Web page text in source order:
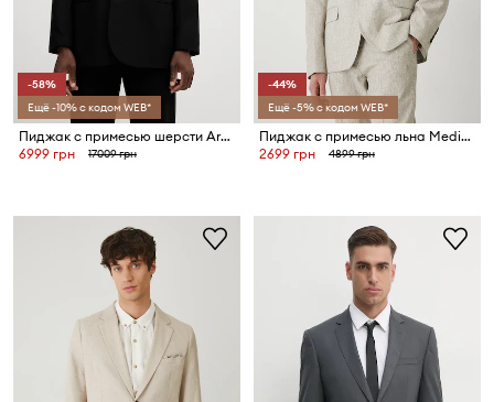
-58%
Ещё -10% с кодом WEB*
Пиджак с примесью шерсти Armani Exchange
6999 грн
17009 грн
-44%
Ещё -5% с кодом WEB*
Пиджак с примесью льна Medicine
2699 грн
4899 грн